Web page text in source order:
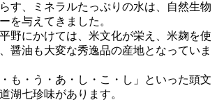
す、ミネラルたっぷりの水は、自然生物
を与えてきました。
野にかけては、米文化が栄え、米麹を使
醤油も大変な秀逸品の産地となっていま
も・う・あ・し・こ・し」といった頭文
湖七珍味があります。